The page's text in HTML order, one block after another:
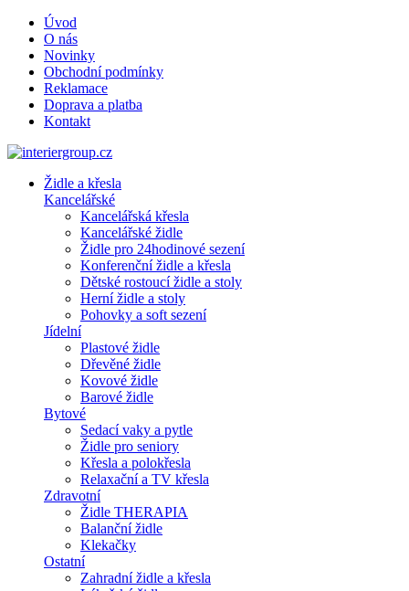
Úvod
O nás
Novinky
Obchodní podmínky
Reklamace
Doprava a platba
Kontakt
Židle a křesla
Kancelářské
Kancelářská křesla
Kancelářské židle
Židle pro 24hodinové sezení
Konferenční židle a křesla
Dětské rostoucí židle a stoly
Herní židle a stoly
Pohovky a soft sezení
Jídelní
Plastové židle
Dřevěné židle
Kovové židle
Barové židle
Bytové
Sedací vaky a pytle
Židle pro seniory
Křesla a polokřesla
Relaxační a TV křesla
Zdravotní
Židle THERAPIA
Balanční židle
Klekačky
Ostatní
Zahradní židle a křesla